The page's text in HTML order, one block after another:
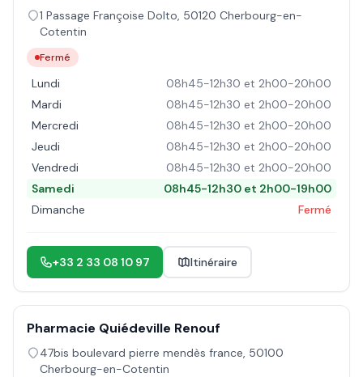
1 Passage Françoise Dolto, 50120 Cherbourg-en-
Cotentin
Fermé
Lundi
08h45-12h30 et 2h00-20h00
Mardi
08h45-12h30 et 2h00-20h00
Mercredi
08h45-12h30 et 2h00-20h00
Jeudi
08h45-12h30 et 2h00-20h00
Vendredi
08h45-12h30 et 2h00-20h00
Samedi
08h45-12h30 et 2h00-19h00
Dimanche
Fermé
+33 2 33 08 10 97 Itinéraire
Pharmacie Quiédeville Renouf
47bis boulevard pierre mendès france, 50100
Cherbourg-en-Cotentin